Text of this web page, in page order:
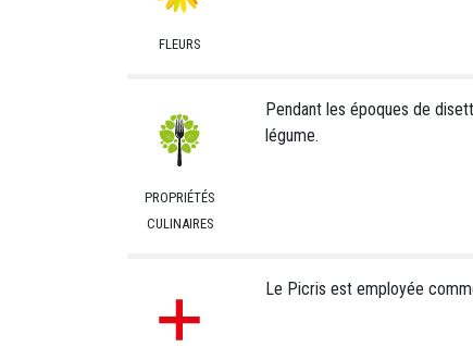
FLEURS
PROPRIÉTÉS
CULINAIRES
Pendant les époques de
légume.
Le Picris est employée